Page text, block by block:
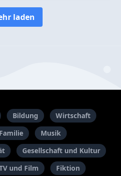
laden
Bildung
Wirtschaft
Musik
Gesellschaft und Kultur
und Film
Fiktion